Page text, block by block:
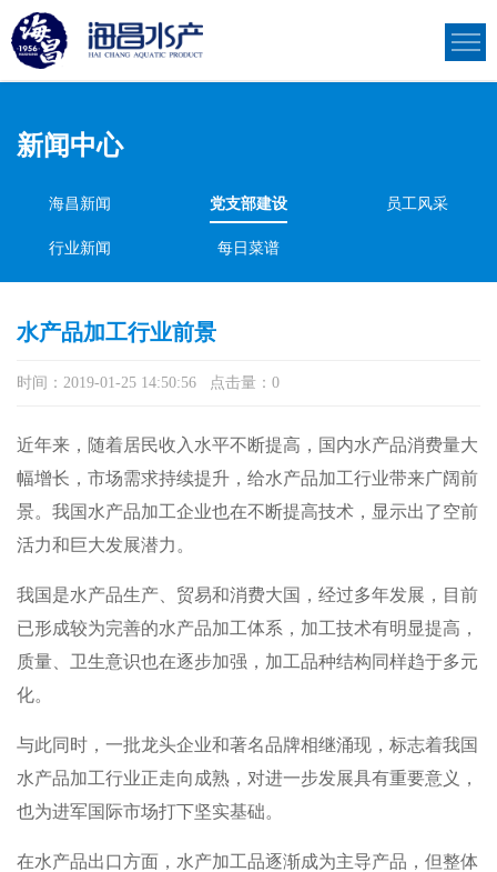
新闻中心
海昌新闻 党支部建设 员工风采
行业新闻 每日菜谱
水产品加工行业前景
时间：2019-01-25 14:50:56 点击量： 0
近年来，随着居民收入水平不断提高，国内水产品消费量大
幅增长，市场需求持续提升，给水产品加工行业带来广阔前
景。我国水产品加工企业也在不断提高技术，显示出了空前
活力和巨大发展潜力。
我国是水产品生产、贸易和消费大国，经过多年发展，目前
已形成较为完善的水产品加工体系，加工技术有明显提高，
质量、卫生意识也在逐步加强，加工品种结构同样趋于多元
化。
与此同时，一批龙头企业和著名品牌相继涌现，标志着我国
水产品加工行业正走向成熟，对进一步发展具有重要意义，
也为进军国际市场打下坚实基础。
在水产品出口方面，水产加工品逐渐成为主导产品，但整体